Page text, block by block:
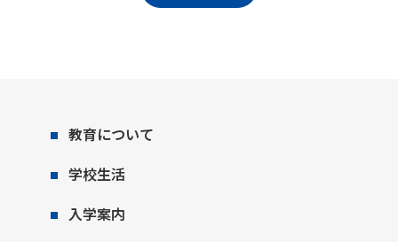
教育について
学校生活
入学案内